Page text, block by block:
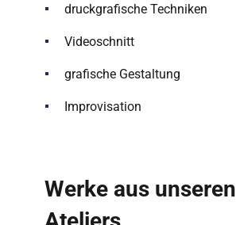
druckgrafische Techniken
Videoschnitt
grafische Gestaltung
Improvisation
Werke aus unseren